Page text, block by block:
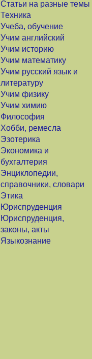
Статьи на разные темы
Техника
Учеба, обучение
Учим английский
Учим историю
Учим математику
Учим русский язык и
литературу
Учим физику
Учим химию
Философия
Хобби, ремесла
Эзотерика
Экономика и
бухгалтерия
Энциклопедии,
справочники, словари
Этика
Юриспруденция
Юриспруденция,
законы, акты
Языкознание